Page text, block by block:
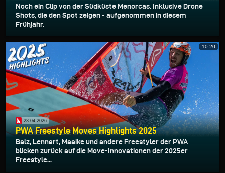
Noch ein Clip von der Südküste Menorcas. Inklusive Drone
Shots, die den Spot zeigen - aufgenommen in diesem
Frühjahr.
10:20
23.04.2026
PWA Freestyle Moves Highlights 2025
Balz, Lennart, Maaike und andere Freestyler der PWA
blicken zurück auf die Move-Innovationen der 2025er
Freestyle...